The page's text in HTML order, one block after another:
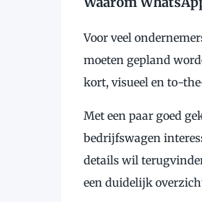
Voor veel
moeten gepland
kort, visueel en to-
Met een paar goed
bedrijfswagen
details wil
een duidelijk